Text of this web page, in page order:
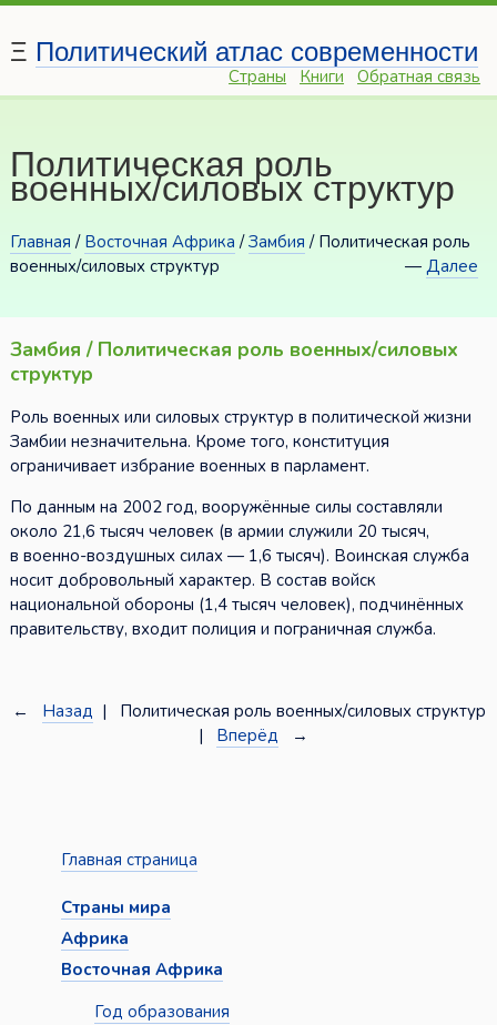
Ξ Политический атлас современности
Страны Книги Обратная связь
Политическая роль
военных/силовых структур
Главная / Восточная Африка /Замбия / Политическая роль
военных/силовых структур
—Далее
Замбия / Политическая роль военных/силовых
структур
Роль военных или силовых структур в политической жизни
Замбии незначительна. Кроме того, конституция
ограничивает избрание военных в парламент.
По данным на 2002 год, вооружённые силы составляли
около 21,6 тысяч человек (в армии служили 20 тысяч,
в военно-воздушных силах — 1,6 тысяч). Воинская служба
носит добровольный характер. В состав войск
национальной обороны (1,4 тысяч человек), подчинённых
правительству, входит полиция и пограничная служба.
← Назад | Политическая роль военных/силовых структур
| Вперёд →
Главная страница
Страны мира
Африка
Восточная Африка
Год образования